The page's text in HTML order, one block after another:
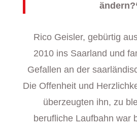
Rico Geisler, gebürtig
2010 ins Saarland und
Gefallen an der
Die Offenheit und
überzeugten ihn, zu
berufliche Laufbahn war